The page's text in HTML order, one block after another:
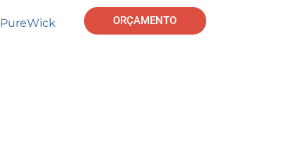
PureWick ORÇAMENTO